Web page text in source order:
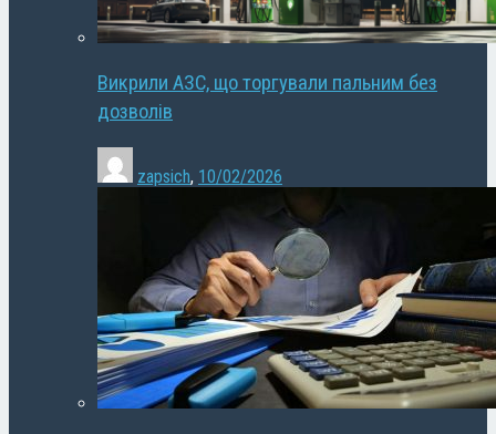
Викрили АЗС, що торгували пальним без
дозволів
zapsich, 10/02/2026